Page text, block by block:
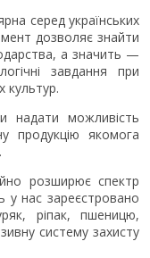
серед українських
дозволяє знайти
а значить —
завдання при
культур.
надати можливість
продукцію якомога
розширює спектр
у нас зареєстровано
ріпак, пшеницю,
систему захисту